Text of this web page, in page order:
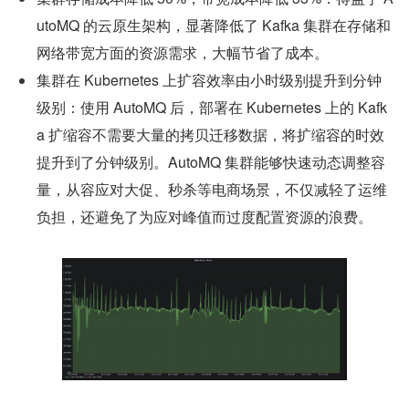
utoMQ 的云原生架构，显著降低了 Kafka 集群在存储和
网络带宽方面的资源需求，大幅节省了成本。
集群在 Kubernetes 上扩容效率由小时级别提升到分钟
级别：使用 AutoMQ 后，部署在 Kubernetes 上的 Kafk
a 扩缩容不需要大量的拷贝迁移数据，将扩缩容的时效
提升到了分钟级别。AutoMQ 集群能够快速动态调整容
量，从容应对大促、秒杀等电商场景，不仅减轻了运维
负担，还避免了为应对峰值而过度配置资源的浪费。